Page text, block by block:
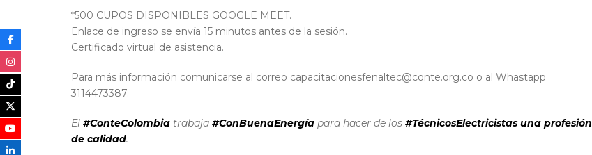
*500 CUPOS DISPONIBLES GOOGLE MEET.
Enlace de ingreso se envía 15 minutos antes de la sesión.
Certificado virtual de asistencia.
Para más información comunicarse al correo capacitacionesfenaltec@conte.org.co o al Whastapp
3114473387.
El #ConteColombia trabaja #ConBuenaEnergía para hacer de los #TécnicosElectricistas una profesión
de calidad.